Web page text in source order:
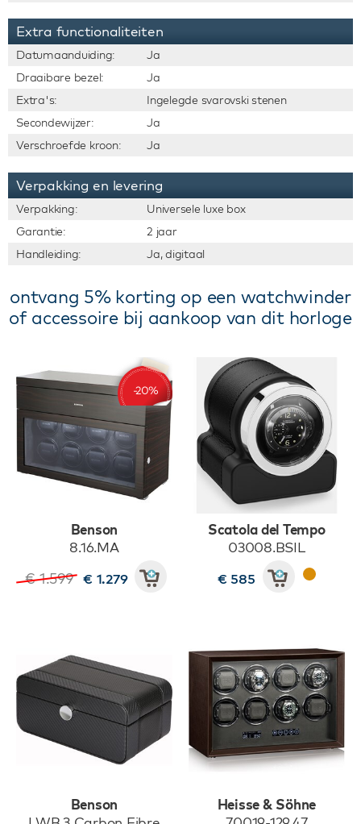
Extra functionaliteiten
Datumaanduiding:
Ja
Draaibare bezel:
Ja
Extra's:
Ingelegde svarovski stenen
Secondewijzer:
Ja
Verschroefde kroon:
Ja
Verpakking en levering
Verpakking:
Universele luxe box
Garantie:
2 jaar
Handleiding:
Ja, digitaal
ontvang 5% korting op een watchwinder
of accessoire bij aankoop van dit horloge
Benson
8.16.MA
€ 1.599 € 1.279
Scatola del Tempo
03008.BSIL
€ 585
Benson
Heisse & Söhne